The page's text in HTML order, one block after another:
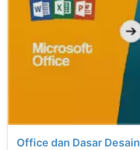
Office dan Dasar Desain